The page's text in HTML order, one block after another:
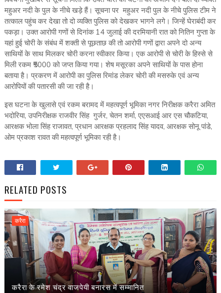
महुअर नदी के पुल के नीचे खड़े हैं। सूचना पर महुअर नदी पुल के नीचे पुलिस टीम ने
तत्काल पहुंच कर देखा तो दो व्यक्ति पुलिस को देखकर भागने लगे। जिन्हें घेराबंदी कर
पकड़ा। उक्त आरोपी गणों से दिनांक 14 जुलाई की दरमियानी रात को नितिन गुप्ता के
यहां हुई चोरी के संबंध में शक्ती से पूछताछ की तो आरोपी गणों द्वारा अपने दो अन्य
साथियों के साथ मिलकर चोरी करना स्वीकार किया। एक आरोपी से चोरी के हिस्से से
मिली रकम ₹5000 को जप्त किया गया। शेष मसूरका अपने साथियों के पास होना
बताया है। प्रकरण में आरोपी का पुलिस रिमांड लेकर चोरी की मसरुके एवं अन्य
आरोपियों की पतारसी की जा रही है।
इस घटना के खुलासे एवं रकम बरामद में महत्वपूर्ण भूमिका नगर निरीक्षक करैरा अमित
भदोरिया, उपनिरीक्षक राजवीर सिंह गुर्जर, चेतन शर्मा, एएसआई आर एस चौकटिया,
आरक्षक भोला सिंह राजावत, प्रधान आरक्षक प्रहलाद सिंह यादव, आरक्षक सोनू पांडे,
ओम प्रकाश रावत की महत्वपूर्ण भूमिका रही है।
RELATED POSTS
करैरा
करैरा के रमेश चंद्र वाजपेयी बनारस में सम्मानित